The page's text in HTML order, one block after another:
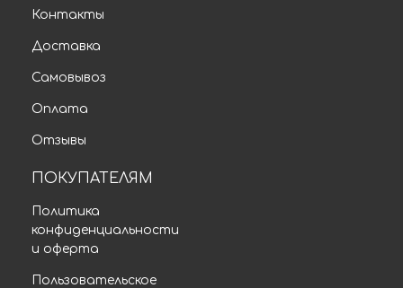
Контакты
Доставка
Самовывоз
Оплата
Отзывы
ПОКУПАТЕЛЯМ
Политика
конфиденциальности
и оферта
Пользовательское